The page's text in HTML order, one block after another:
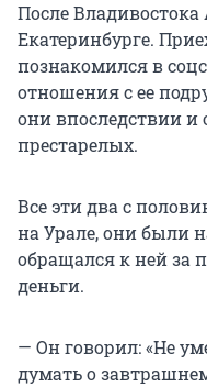
После Владивостока
Екатеринбурге.
познакомился в
отношения с ее
они впоследствии и
престарелых.
Все эти два с
на Урале, они были
обращался к ней за
деньги.
— Он говорил: «Не
думать о